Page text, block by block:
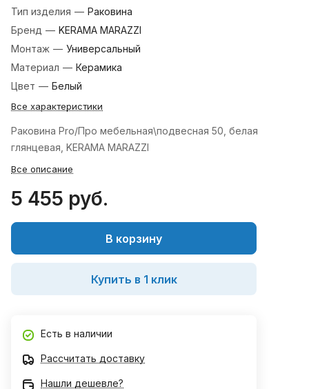
Тип изделия — Раковина
Бренд — KERAMA MARAZZI
Монтаж — Универсальный
Материал — Керамика
Цвет — Белый
Все характеристики
Раковина Pro/Про мебельная\подвесная 50, белая
глянцевая, KERAMA MARAZZI
Все описание
5 455 руб.
В корзину
Купить в 1 клик
Есть в наличии
Рассчитать доставку
Нашли дешевле?